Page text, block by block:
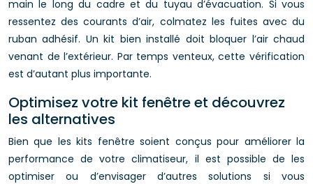
main le long du cadre et du tuyau d’évacuation. Si vous
ressentez des courants d’air, colmatez les fuites avec du
ruban adhésif. Un kit bien installé doit bloquer l’air chaud
venant de l’extérieur. Par temps venteux, cette vérification
est d’autant plus importante.
Optimisez votre kit fenêtre et découvrez
les alternatives
Bien que les kits fenêtre soient conçus pour améliorer la
performance de votre climatiseur, il est possible de les
optimiser ou d’envisager d’autres solutions si vous